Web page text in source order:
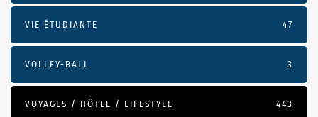
VIE ÉTUDIANTE 47
VOLLEY-BALL 3
VOYAGES / HÔTEL / LIFESTYLE 443